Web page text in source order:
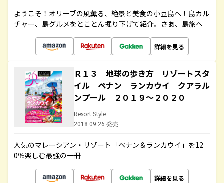
ようこそ！オリーブの風薫る、絶景と美食の小豆島へ！島カル
チャー、島グルメをとことん掘り下げて紹介。さあ、島旅へ
詳細を見る
Ｒ１３ 地球の歩き方 リゾートスタ
イル ペナン ランカウイ クアラル
ンプール ２０１９～２０２０
Resort Style
2018.09.26 発売
人気のマレーシアン・リゾート「ペナン＆ランカウイ」を12
0％楽しむ最強の一冊
詳細を見る